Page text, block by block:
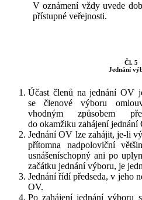
V oznámení vždy uvede
přístupné veřejnosti.
Čl. 5
Jednání
Účast členů na jednání OV
se členové výboru
vhodným způsobem
do okamžiku zahájení jednání
Jednání OV lze zahájit, je-li
přítomna nadpoloviční
usnášeníschopný ani po
začátku jednání výboru, je
Jednání řídí předseda, v jeho
OV.
Po zahájení jednání výboru